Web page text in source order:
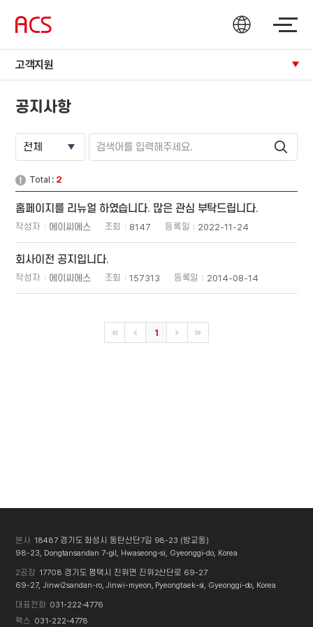
고객지원
공지사항
Total : 2
홈페이지를 리뉴얼 하였습니다. 많은 관심 부탁드립니다.
작성자 에이씨에스 조회 8147 등록일 2022-11-24
회사이전 공지입니다.
작성자 에이씨에스 조회 157313 등록일 2014-08-14
1
본사 18487 경기도 화성시 동탄산단7길 98-23 (방교동)
98-23, Dongtansandan 7-gil, Hwaseong-si, Gyeonggi-do, Korea
2공장 17708 경기도 평택시 진위면 진위2산단로 69-27
69-27, Jinwi2sandan-ro, Jinwi-myeon, Pyeongtaek-si, Gyeonggi-do, Korea
대표전화 031-222-4776
팩스 031-222-4778